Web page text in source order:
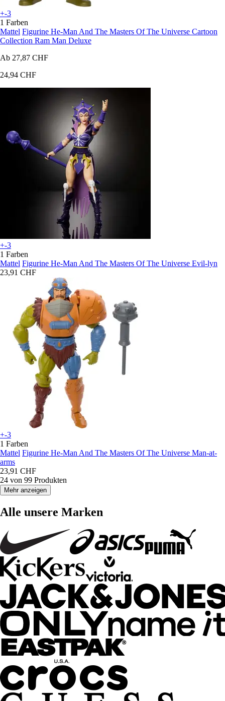
+-3
1 Farben
Mattel Figurine He-Man And The Masters Of The Universe Cartoon
Collection Ram Man Deluxe
Ab 27,87 CHF
24,94 CHF
+-3
1 Farben
Mattel Figurine He-Man And The Masters Of The Universe Evil-lyn
23,91 CHF
+-3
1 Farben
Mattel Figurine He-Man And The Masters Of The Universe Man-at-
arms
23,91 CHF
24 von 99 Produkten
Mehr anzeigen
Alle unsere Marken